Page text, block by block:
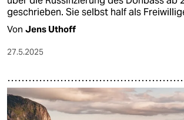
geschrieben. Sie selbst half als
Von Jens Uthoff
27.5.2025